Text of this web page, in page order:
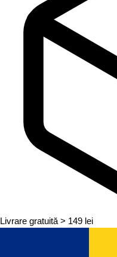
Livrare gratuită > 149 lei